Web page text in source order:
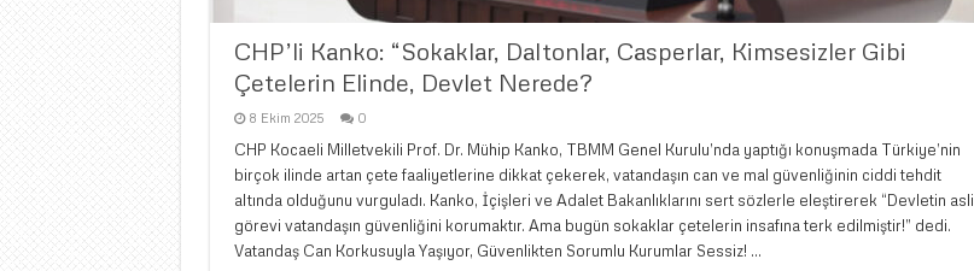
CHP’li Kanko: “Sokaklar, Daltonlar, Casperlar, Kimsesizler Gibi
Çetelerin Elinde, Devlet Nerede?
8 Ekim 2025 0
CHP Kocaeli Milletvekili Prof. Dr. Mühip Kanko, TBMM Genel Kurulu’nda yaptığı konuşmada Türkiye’nin
birçok ilinde artan çete faaliyetlerine dikkat çekerek, vatandaşın can ve mal güvenliğinin ciddi tehdit
altında olduğunu vurguladı. Kanko, İçişleri ve Adalet Bakanlıklarını sert sözlerle eleştirerek “Devletin asli
görevi vatandaşın güvenliğini korumaktır. Ama bugün sokaklar çetelerin insafına terk edilmiştir!” dedi.
Vatandaş Can Korkusuyla Yaşıyor, Güvenlikten Sorumlu Kurumlar Sessiz! …